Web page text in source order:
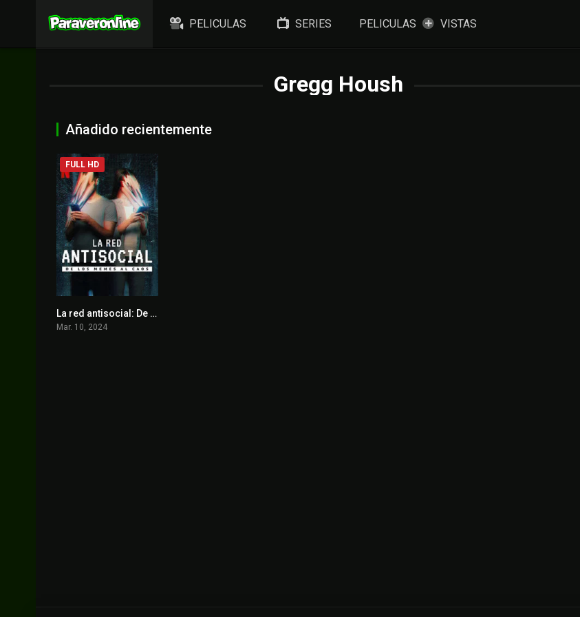
PELICULAS SERIES PELICULAS VISTAS
Gregg Housh
Añadido recientemente
6.3
FULL HD
La red antisocial: De los memes al caos
Mar. 10, 2024